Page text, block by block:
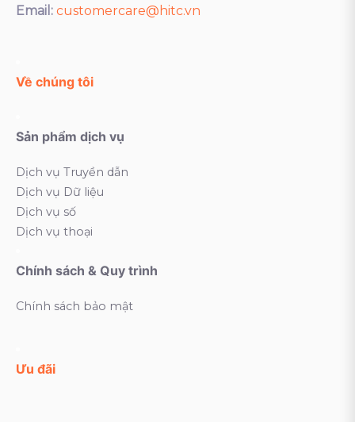
Email: customercare@hitc.vn
Về chúng tôi
Sản phẩm dịch vụ
Dịch vụ Truyền dẫn
Dịch vụ Dữ liệu
Dịch vụ số
Dịch vụ thoại
Chính sách & Quy trình
Chính sách bảo mật
Ưu đãi